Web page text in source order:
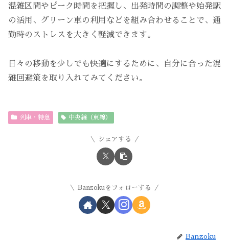
混雑区間やピーク時間を把握し、出発時間の調整や始発駅
の活用、グリーン車の利用などを組み合わせることで、通
勤時のストレスを大きく軽減できます。
日々の移動を少しでも快適にするために、自分に合った混
雑回避策を取り入れてみてください。
列車・特急 中央線（東線）
シェアする
Banzokuをフォローする
Banzoku